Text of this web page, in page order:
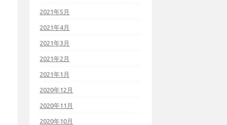
2021年5月
2021年4月
2021年3月
2021年2月
2021年1月
2020年12月
2020年11月
2020年10月